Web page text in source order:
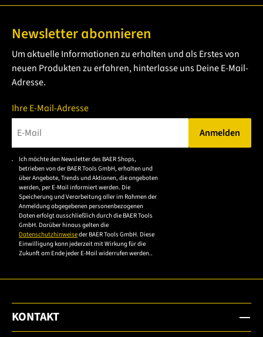
Newsletter abonnieren
Um aktuelle Informationen zu erhalten und als Erstes von
neuen Produkten zu erfahren, hinterlasse uns Deine E-Mail-
Adresse.
Ihre E-Mail-Adresse
Bitte geben Sie eine gültige E-Mail-Adresse ein.
Anmelden
Ich möchte den Newsletter des BAER Shops,
betrieben von der BAER Tools GmbH, erhalten und
über Angebote, Trends und Aktionen, die angeboten
werden, per E-Mail informiert werden. Die
Speicherung und Verarbeitung aller im Rahmen der
Anmeldung abgegebenen personenbezogenen
Daten erfolgt ausschließlich durch die BAER Tools
GmbH. Darüber hinaus gelten die
Datenschutzhinweiseder BAER Tools GmbH. Diese
Einwilligung kann jederzeit mit Wirkung für die
Zukunft am Ende jeder E-Mail widerrufen werden..
KONTAKT